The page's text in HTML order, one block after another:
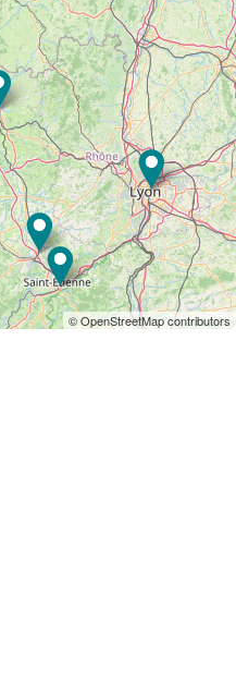
© OpenStreetMap contributors